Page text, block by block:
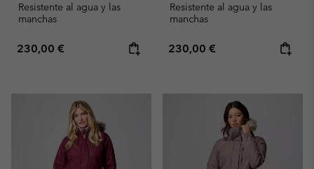
Resistente al agua y las
manchas
Regular price:
230,00 €
Resistente al agua y las
manchas
Regular price:
230,00 €